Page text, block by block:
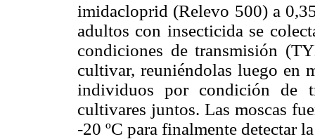
imidacloprid (Relevo 500) a
adultos con insecticida se
condiciones de transmisión
cultivar, reuniéndolas luego en
individuos por condición de
cultivares juntos. Las moscas
-20 ºC para finalmente detectar